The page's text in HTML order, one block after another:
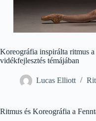
Koreográfia inspirálta ritmus
vidékfejlesztés témájában
Lucas Elliott
Ritmus és Koreográfia a